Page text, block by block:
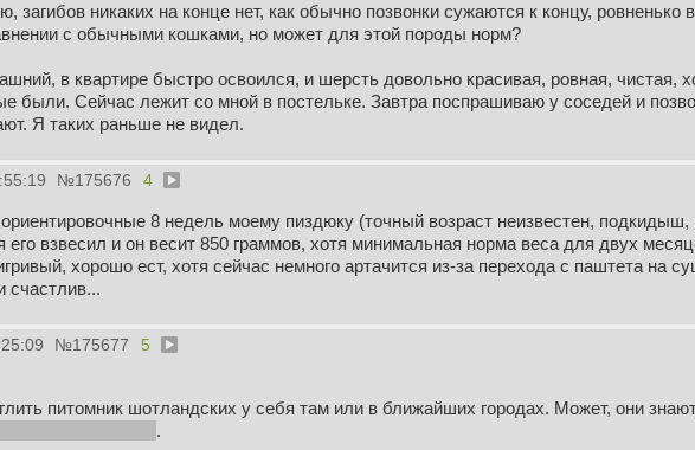
загибов никаких на конце нет, как обычно позвонки сужаются к концу, ровненько
с обычными кошками, но может для этой породы норм?
в квартире быстро освоился, и шерсть довольно красивая, ровная, чистая,
были. Сейчас лежит со мной в постельке. Завтра поспрашиваю у соседей и
Я таких раньше не видел.
№175676 4
8 недель моему пиздюку (точный возраст неизвестен,
его взвесил и он весит 850 граммов, хотя минимальная норма веса для двух
хорошо ест, хотя сейчас немного артачится из-за перехода с паштета на
счастлив...
№175677 5
питомник шотландских у себя там или в ближайших городах. Может, они
.